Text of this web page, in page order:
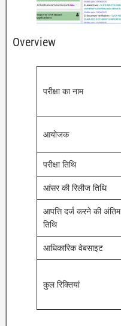
Overview
परीक्षा का नाम
आयोजक
परीक्षा तिथि
आंसर की रिलीज तिथि
आपत्ति दर्ज करने की अंतिम
तिथि
आधिकारिक वेबसाइट
कुल रिक्तियां